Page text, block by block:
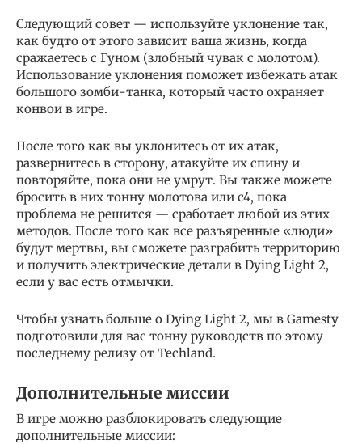
Следующий совет — используйте уклонение так,
как будто от этого зависит ваша жизнь, когда
сражаетесь с Гуном (злобный чувак с молотом).
Использование уклонения поможет избежать атак
большого зомби-танка, который часто охраняет
конвои в игре.
После того как вы уклонитесь от их атак,
развернитесь в сторону, атакуйте их спину и
повторяйте, пока они не умрут. Вы также можете
бросить в них тонну молотова или c4, пока
проблема не решится — сработает любой из этих
методов. После того как все разъяренные «люди»
будут мертвы, вы сможете разграбить территорию
и получить электрические детали в Dying Light 2,
если у вас есть отмычки.
Чтобы узнать больше о Dying Light 2, мы в Gamesty
подготовили для вас тонну руководств по этому
последнему релизу от Techland.
Дополнительные миссии
В игре можно разблокировать следующие
дополнительные миссии: